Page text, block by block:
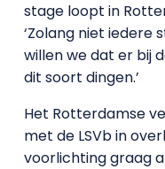
stage loopt in
‘Zolang niet iedere
willen we dat er bij
dit soort dingen.’
Het Rotterdamse
met de LSVb in
voorlichting graag